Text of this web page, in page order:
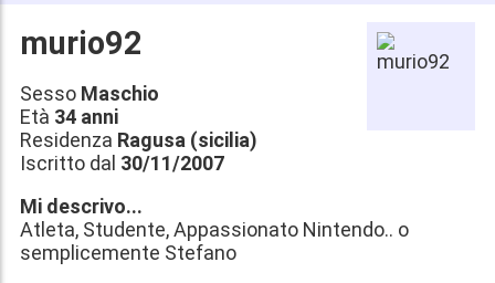
murio92
Sesso Maschio
Età 34 anni
Residenza Ragusa (sicilia)
Iscritto dal 30/11/2007
Mi descrivo...
Atleta, Studente, Appassionato Nintendo.. o
semplicemente Stefano